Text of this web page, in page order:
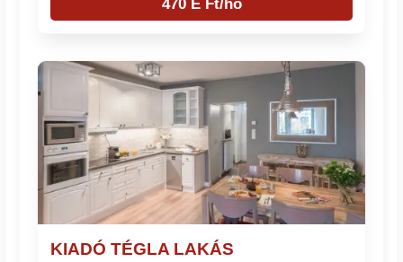
470 E Ft/hó
KIADÓ TÉGLA LAKÁS